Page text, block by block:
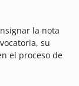
la nota
su
el proceso de